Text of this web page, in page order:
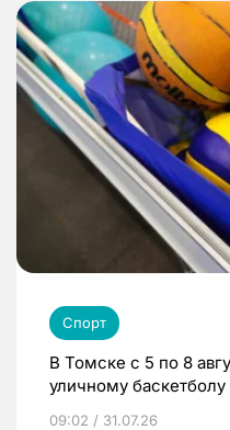
Спорт
В Томске с 5 по 8
уличному баскетболу
09:02 / 31.07.26